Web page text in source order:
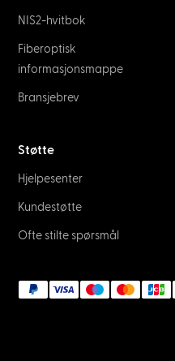
NIS2-hvitbok
Fiberoptisk
informasjonsmappe
Bransjebrev
Støtte
Hjelpesenter
Kundestøtte
Ofte stilte spørsmål